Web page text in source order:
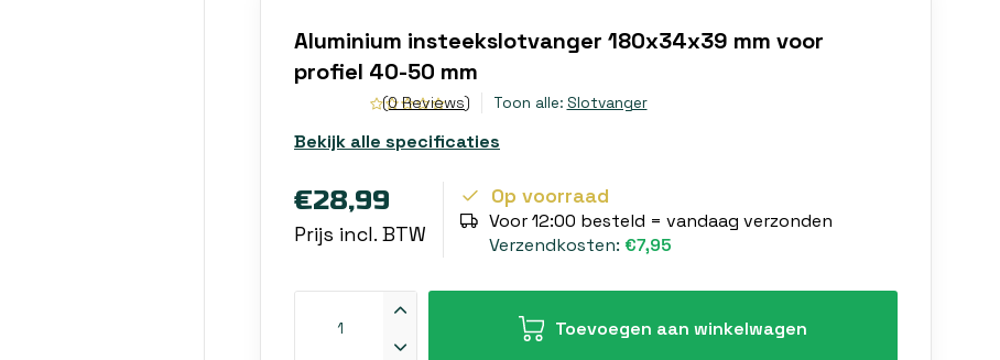
Aluminium insteekslotvanger 180x34x39 mm voor
profiel 40-50 mm
(0 Reviews) Toon alle: Slotvanger
Bekijk alle specificaties
€28,99
Prijs incl. BTW
Op voorraad
Voor 12:00 besteld = vandaag verzonden
Verzendkosten: €7,95
Toevoegen aan winkelwagen